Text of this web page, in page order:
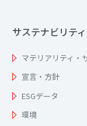
サステナビリティ
マテリアリティ・
宣言・方針
ESGデータ
環境